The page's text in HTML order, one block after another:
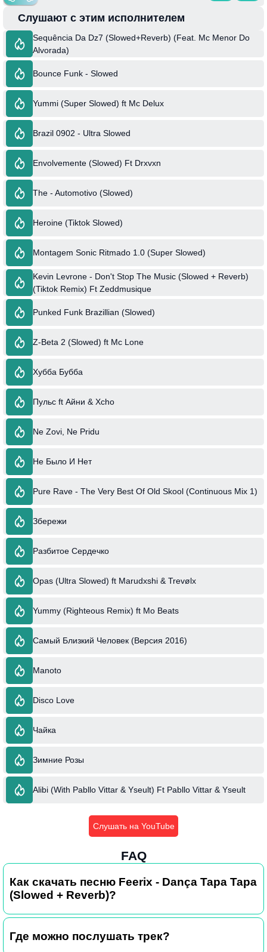
Слушают с этим исполнителем
Sequência Da Dz7 (Slowed+Reverb) (Feat. Mc Menor Do
Alvorada)
Bounce Funk - Slowed
Yummi (Super Slowed) ft Mc Delux
Brazil 0902 - Ultra Slowed
Envolvemente (Slowed) Ft Drxvxn
The - Automotivo (Slowed)
Heroine (Tiktok Slowed)
Montagem Sonic Ritmado 1.0 (Super Slowed)
Kevin Levrone - Don't Stop The Music (Slowed + Reverb)
(Tiktok Remix) Ft Zeddmusique
Punked Funk Brazillian (Slowed)
Z-Beta 2 (Slowed) ft Mc Lone
Хубба Бубба
Пульс ft Айни & Xcho
Ne Zovi, Ne Pridu
Не Было И Нет
Pure Rave - The Very Best Of Old Skool (Continuous Mix 1)
Збережи
Разбитое Сердечко
Opas (Ultra Slowed) ft Marudxshi & Trevølx
Yummy (Righteous Remix) ft Mo Beats
Самый Близкий Человек (Версия 2016)
Manoto
Disco Love
Чайка
Зимние Розы
Alibi (With Pabllo Vittar & Yseult) Ft Pabllo Vittar & Yseult
Слушать на YouTube
FAQ
Как скачать песню Feerix - Dança Tapa Tapa
(Slowed + Reverb)?
Где можно послушать трек?